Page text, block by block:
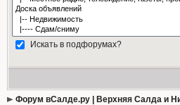
Искать в подфорумах?
Форум вСалде.ру | Верхняя Салда и